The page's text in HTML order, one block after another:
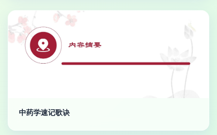
中药学速记歌诀